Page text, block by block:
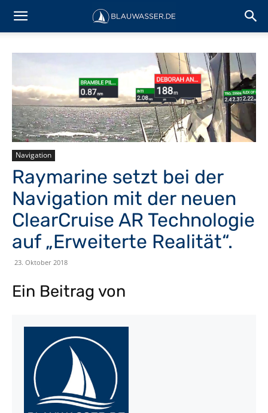
Navigation
Raymarine setzt bei der
Navigation mit der neuen
ClearCruise AR Technologie
auf „Erweiterte Realität“.
23. Oktober 2018
Ein Beitrag von